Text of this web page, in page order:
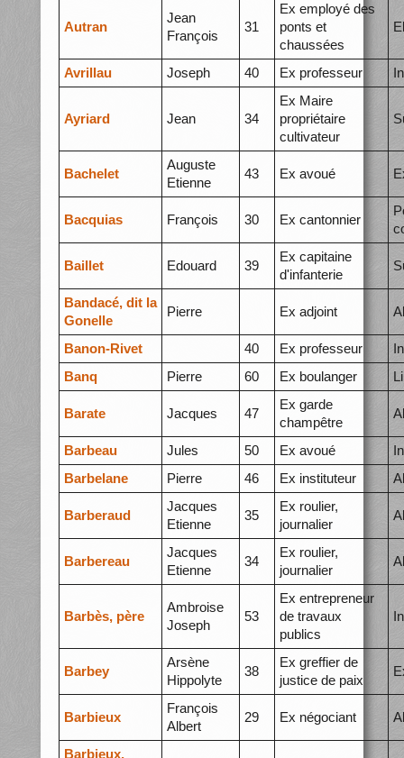
Autran
Jean
François
31
Ex employé des
ponts et
chaussées
Avrillau Joseph 40 Ex professeur
Ayriard Jean 34
Ex Maire
propriétaire
cultivateur
Bachelet
Auguste
Etienne
43 Ex avoué
Bacquias François 30 Ex cantonnier
Baillet Edouard 39
Ex capitaine
d'infanterie
Bandacé, dit la
Gonelle
Pierre Ex adjoint
Banon-Rivet 40 Ex professeur
Banq
Pierre 60 Ex boulanger
Barate Jacques 47
Ex garde
champêtre
Barbeau Jules 50 Ex avoué
Barbelane
Pierre 46 Ex instituteur
Barberaud
Jacques
Etienne
35
Ex roulier,
journalier
Barbereau
Jacques
Etienne
34
Ex roulier,
journalier
Barbès, père
Ambroise
Joseph
53
Ex entrepreneur
de travaux
publics
Barbey
Arsène
Hippolyte
38
Ex greffier de
justice de paix
Barbieux
François
Albert
29 Ex négociant
Barbieux,